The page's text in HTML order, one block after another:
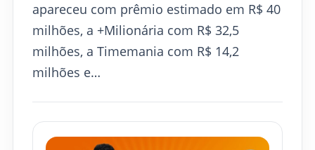
apareceu com prêmio estimado em R$ 40
milhões, a +Milionária com R$ 32,5
milhões, a Timemania com R$ 14,2
milhões e…